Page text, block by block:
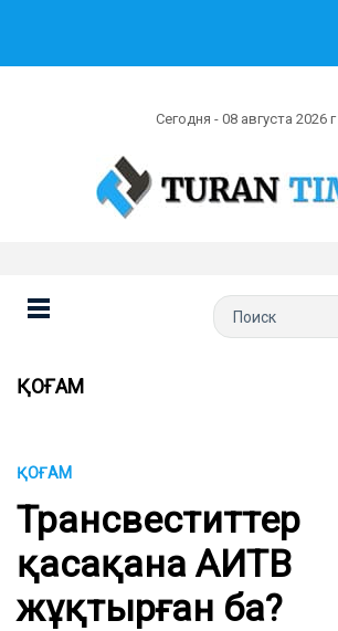
Сегодня - 08 августа 2026 г
ҚОҒАМ
ҚОҒАМ
Трансвеститтер
қасақана АИТВ
жұқтырған ба?